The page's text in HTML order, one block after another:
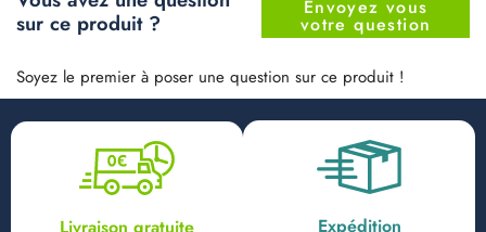
sur ce produit ?
Envoyez vous
votre question
Soyez le premier à poser une question sur ce produit !
Livraison gratuite
Expédition